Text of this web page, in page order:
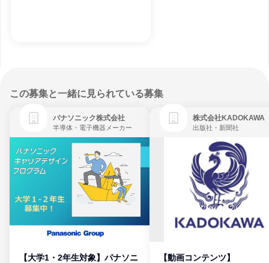
この募集と一緒に見られている募集
パナソニック株式会社
半導体・電子機器メーカー
【大学1・2年生対象】パナソニ
株式会社KADOKAWA
出版社・新聞社
【動画コンテンツ】